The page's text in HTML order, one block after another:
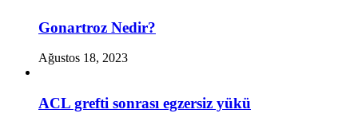
Gonartroz Nedir?
Ağustos 18, 2023
ACL grefti sonrası egzersiz yükü